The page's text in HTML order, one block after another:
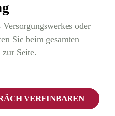
oder
Sie beim gesamten
zur Seite.
VEREINBAREN